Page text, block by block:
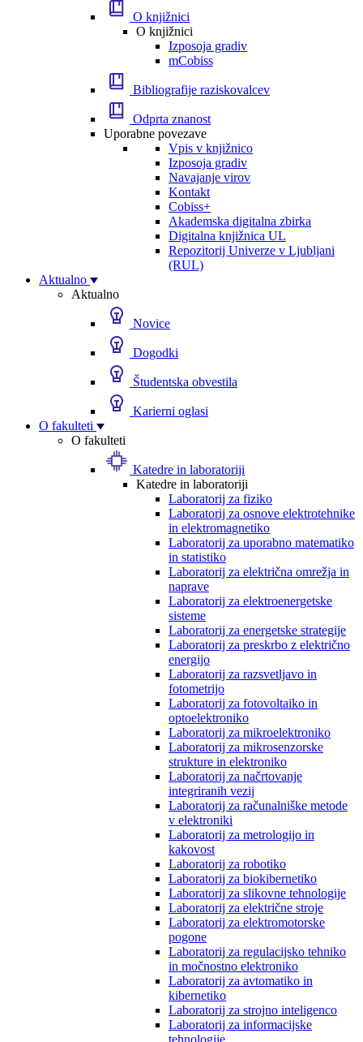
O knjižnici
O knjižnici
Izposoja gradiv
mCobiss
Bibliografije raziskovalcev
Odprta znanost
Uporabne povezave
Vpis v knjižnico
Izposoja gradiv
Navajanje virov
Kontakt
Cobiss+
Akademska digitalna zbirka
Digitalna knjižnica UL
Repozitorij Univerze v Ljubljani
(RUL)
Aktualno
Aktualno
Novice
Dogodki
Študentska obvestila
Karierni oglasi
O fakulteti
O fakulteti
Katedre in laboratoriji
Katedre in laboratoriji
Laboratorij za fiziko
Laboratorij za osnove elektrotehnike
in elektromagnetiko
Laboratorij za uporabno matematiko
in statistiko
Laboratorij za električna omrežja in
naprave
Laboratorij za elektroenergetske
sisteme
Laboratorij za energetske strategije
Laboratorij za preskrbo z električno
energijo
Laboratorij za razsvetljavo in
fotometrijo
Laboratorij za fotovoltaiko in
optoelektroniko
Laboratorij za mikroelektroniko
Laboratorij za mikrosenzorske
strukture in elektroniko
Laboratorij za načrtovanje
integriranih vezij
Laboratorij za računalniške metode
v elektroniki
Laboratorij za metrologijo in
kakovost
Laboratorij za robotiko
Laboratorij za biokibernetiko
Laboratorij za slikovne tehnologije
Laboratorij za električne stroje
Laboratorij za elektromotorske
pogone
Laboratorij za regulacijsko tehniko
in močnostno elektroniko
Laboratorij za avtomatiko in
kibernetiko
Laboratorij za strojno inteligenco
Laboratorij za informacijske
tehnologije